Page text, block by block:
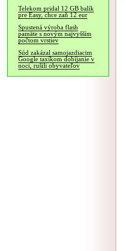
Telekom pridal 12 GB balík
pre Easy, chce zaň 12 eur
Spustená výroba flash
pamäte s novým najvyšším
počtom vrstiev
Súd zakázal samojazdiacim
Google taxíkom dobíjanie v
noci, rušili obyvateľov